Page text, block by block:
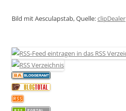
Bild mit Aesculapstab, Quelle:clipDealer